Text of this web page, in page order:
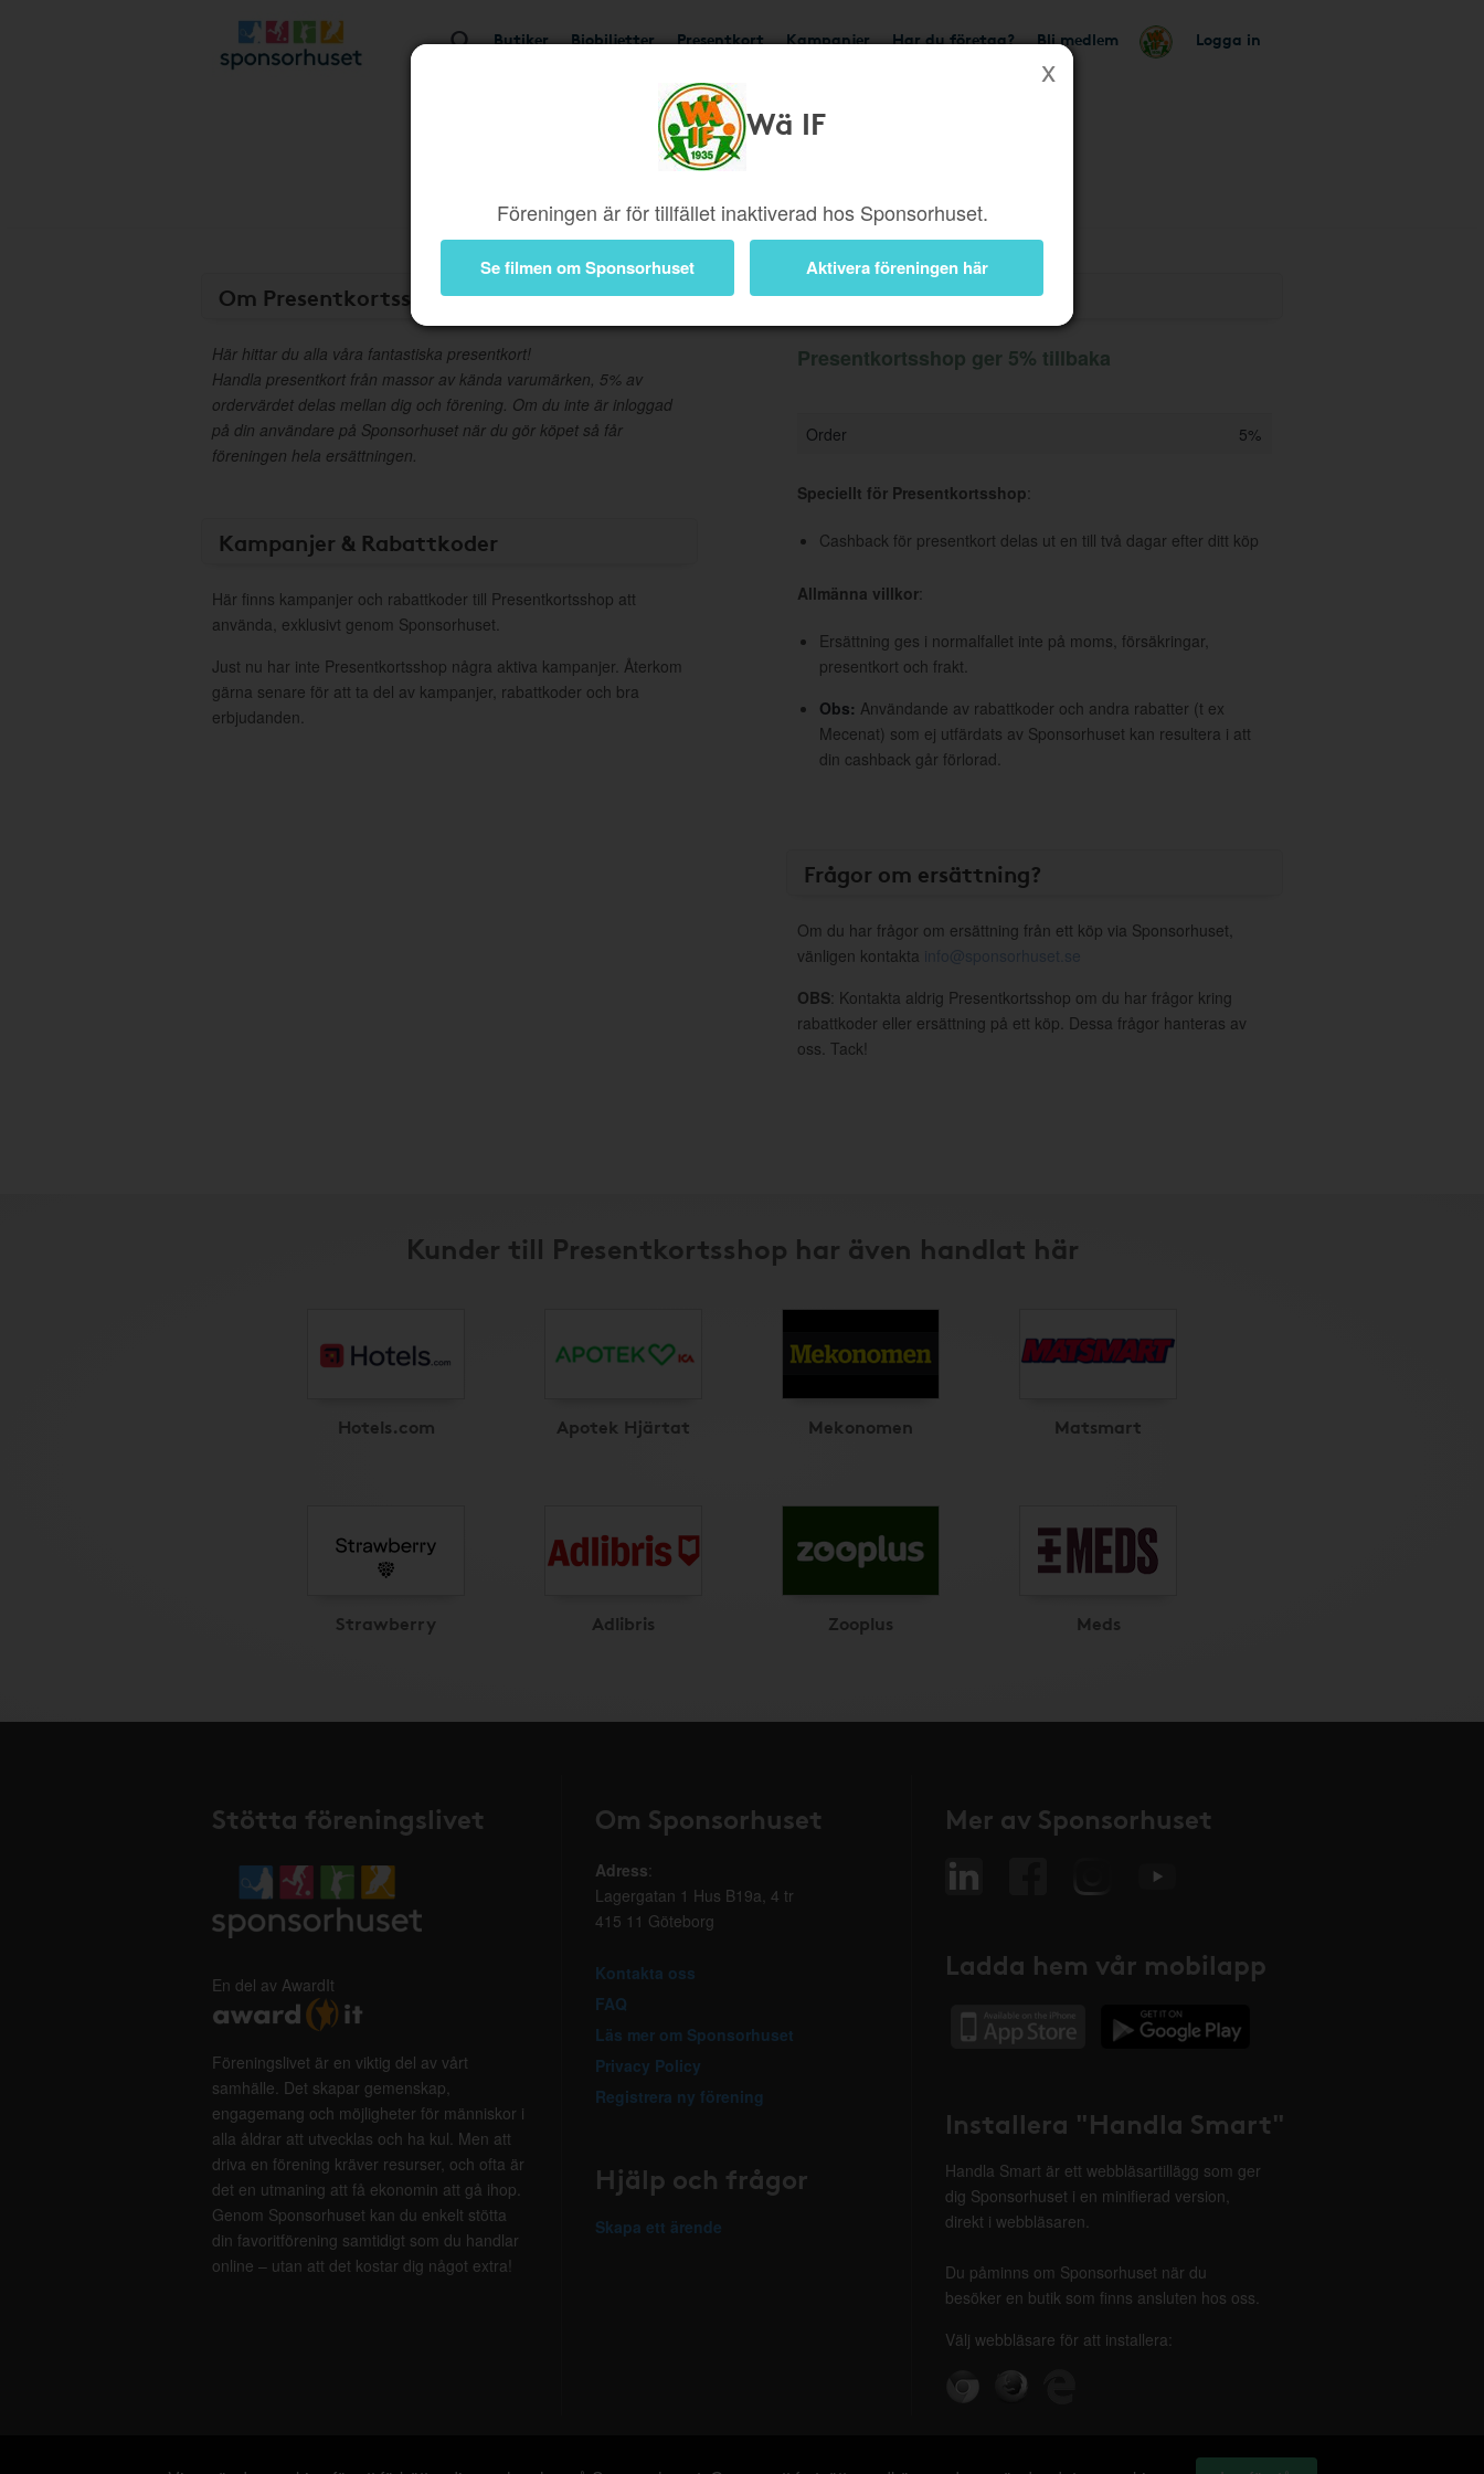
Butiker Biobiljetter Presentkort Kampanjer Har du företag? Bli medlem Logga in
Wä IF
Föreningen är för tillfället inaktiverad hos Sponsorhuset.
Se filmen om Sponsorhuset Aktivera föreningen här
Ger 5%
Om Presentkortsshop
Här hittar du alla våra fantastiska presentkort!
Handla presentkort från massor av kända varumärken, 5% av
ordervärdet delas mellan dig och förening. Om du inte är inloggad
på din användare på Sponsorhuset när du gör köpet så får
föreningen hela ersättningen.
Kampanjer & Rabattkoder
Här finns kampanjer och rabattkoder till Presentkortsshop att
använda, exklusivt genom Sponsorhuset.
Just nu har inte Presentkortsshop några aktiva kampanjer. Återkom
gärna senare för att ta del av kampanjer, rabattkoder och bra
erbjudanden.
Information
Presentkortsshop ger 5% tillbaka
Order 5%
Speciellt för Presentkortsshop:
Cashback för presentkort delas ut en till två dagar efter ditt köp
Allmänna villkor:
Ersättning ges i normalfallet inte på moms, försäkringar,
presentkort och frakt.
Obs: Användande av rabattkoder och andra rabatter (t ex
Mecenat) som ej utfärdats av Sponsorhuset kan resultera i att
din cashback går förlorad.
Frågor om ersättning?
Om du har frågor om ersättning från ett köp via Sponsorhuset,
vänligen kontakta info@sponsorhuset.se
OBS: Kontakta aldrig Presentkortsshop om du har frågor kring
rabattkoder eller ersättning på ett köp. Dessa frågor hanteras av
oss. Tack!
Kunder till Presentkortsshop har även handlat här
Hotels.com Apotek Hjärtat Mekonomen Matsmart
Strawberry Adlibris Zooplus Meds
Stötta föreningslivet
En del av AwardIt
Föreningslivet är en viktig del av vårt
samhälle. Det skapar gemenskap,
engagemang och möjligheter för människor i
alla åldrar att utvecklas och ha kul. Men att
driva en förening kräver resurser, och ofta är
det en utmaning att få ekonomin att gå ihop.
Genom Sponsorhuset kan du enkelt stötta
din favoritförening samtidigt som du handlar
online – utan att det kostar dig något extra!
Om Sponsorhuset
Adress:
Lagergatan 1 Hus B19a, 4 tr
415 11 Göteborg
Kontakta oss
FAQ
Läs mer om Sponsorhuset
Privacy Policy
Registrera ny förening
Hjälp och frågor
Skapa ett ärende
Mer av Sponsorhuset
Ladda hem vår mobilapp
Installera "Handla Smart"
Handla Smart är ett webbläsartillägg som ger
dig Sponsorhuset i en minifierad version,
direkt i webbläsaren.
Du påminns om Sponsorhuset när du
besöker en butik som finns ansluten hos oss.
Välj webbläsare för att installera: